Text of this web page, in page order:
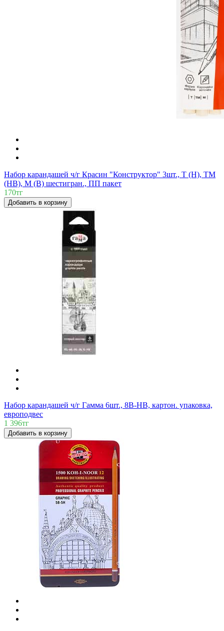
Набор карандашей ч/г Красин "Конструктор" 3шт., Т (H), ТМ
(HB), М (B) шестигран., ПП пакет
170тг
Добавить в корзину
Набор карандашей ч/г Гамма 6шт., 8B-HB, картон. упаковка,
европодвес
1 396тг
Добавить в корзину